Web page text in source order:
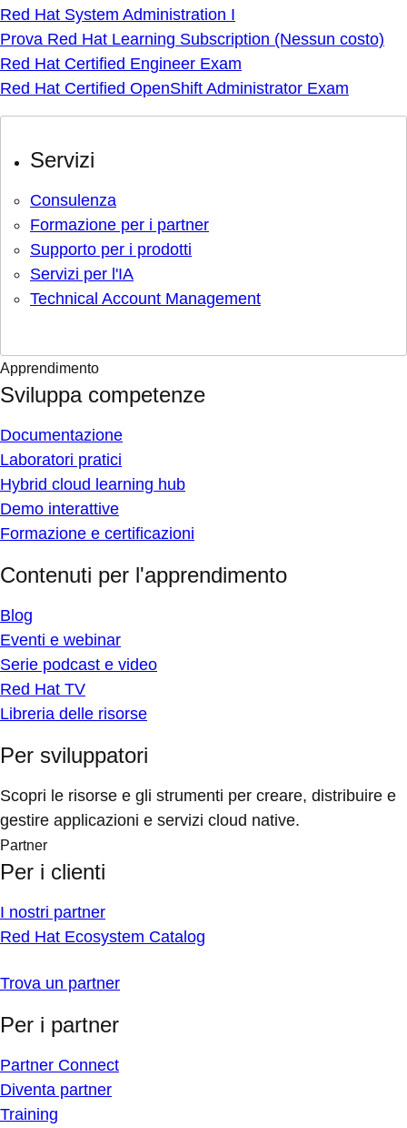
Red Hat System Administration I
Prova Red Hat Learning Subscription (Nessun costo)
Red Hat Certified Engineer Exam
Red Hat Certified OpenShift Administrator Exam
Servizi
Consulenza
Formazione per i partner
Supporto per i prodotti
Servizi per l'IA
Technical Account Management
Apprendimento
Sviluppa competenze
Documentazione
Laboratori pratici
Hybrid cloud learning hub
Demo interattive
Formazione e certificazioni
Contenuti per l'apprendimento
Blog
Eventi e webinar
Serie podcast e video
Red Hat TV
Libreria delle risorse
Per sviluppatori
Scopri le risorse e gli strumenti per creare, distribuire e
gestire applicazioni e servizi cloud native.
Partner
Per i clienti
I nostri partner
Red Hat Ecosystem Catalog
Trova un partner
Per i partner
Partner Connect
Diventa partner
Training